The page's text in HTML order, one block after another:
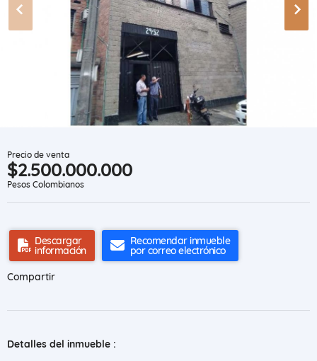
Precio de venta
$2.500.000.000
Pesos Colombianos
Descargar
información
Recomendar inmueble
por correo electrónico
Compartir
Detalles del inmueble :